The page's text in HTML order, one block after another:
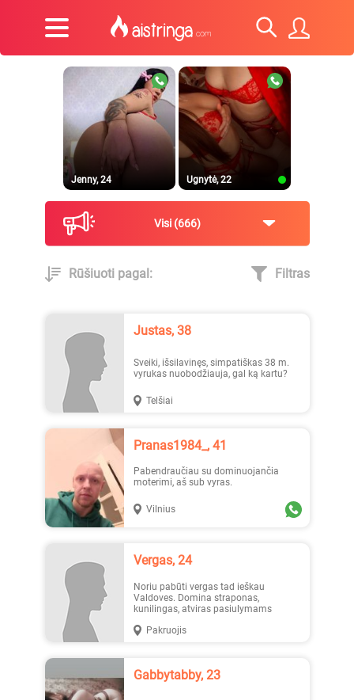
Jenny, 24 Ugnytė, 22
Austėja, 19
Jesika19, 27
Visi 666
Rūšiuoti pagal: Filtras
Justas, 38
Sveiki, išsilavinęs, simpatiškas 38 m.
vyrukas nuobodžiauja, gal ką kartu?
Telšiai
Pranas1984_, 41
Pabendraučiau su dominuojančia
moterimi, aš sub vyras.
Vilnius
Vergas, 24
Noriu pabūti vergas tad ieškau
Valdoves. Domina straponas,
kunilingas, atviras pasiulymams
Pakruojis
Gabbytabby, 23